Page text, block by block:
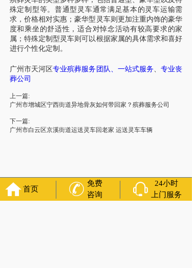
殊定制型等。普通型灵车通常满足基本的 灵车运输需
求，价格相对实惠；豪华型灵车则更加注重内饰的豪华
度和乘坐的舒适性，适合对悼念活动有较高要求的家
属；特殊定制型灵车则可以根据家属的具体需求和喜好
进行个性化定制。
广州市天河区专业殡葬服务团队、 一站式服务 、专业丧
葬公司
上一篇:
广州市增城区宁西街道异地骨灰如何带回家？殡葬服务公司
下一篇:
广州市白云区京溪街道运送灵车回老家 运送灵车车辆
首页
免费
咨询
24小时
上门服务